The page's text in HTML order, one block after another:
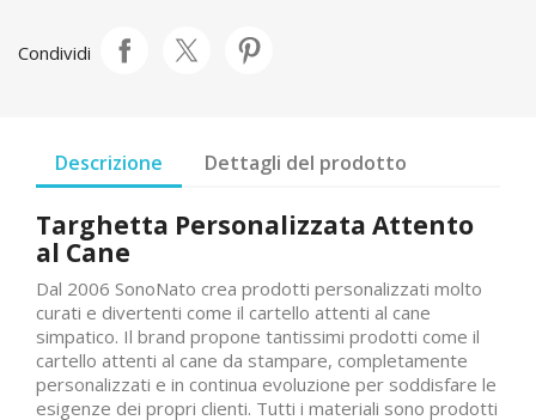
Condividi
Descrizione Dettagli del prodotto
Targhetta Personalizzata Attento
al Cane
Dal 2006 SonoNato crea prodotti personalizzati molto
curati e divertenti come il cartello attenti al cane
simpatico. Il brand propone tantissimi prodotti come il
cartello attenti al cane da stampare, completamente
personalizzati e in continua evoluzione per soddisfare le
esigenze dei propri clienti. Tutti i materiali sono prodotti